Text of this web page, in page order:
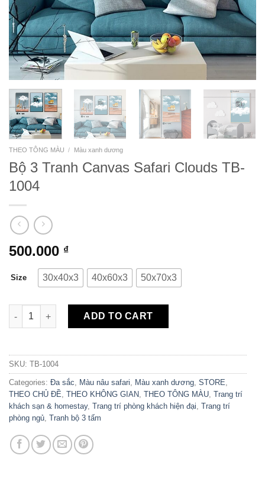
THEO TÔNG MÀU / Màu xanh dương
Bộ 3 Tranh Canvas Safari Clouds TB-
1004
500.000 ₫
Size 30x40x3 40x60x3 50x70x3
Bộ 3 Tranh Canvas Safari Clouds TB-1004 quantity
ADD TO CART
SKU: TB-1004
Categories: Đa sắc, Màu nâu safari, Màu xanh dương, STORE,
THEO CHỦ ĐỀ, THEO KHÔNG GIAN, THEO TÔNG MÀU, Trang trí
khách sạn & homestay, Trang trí phòng khách hiện đại, Trang trí
phòng ngủ, Tranh bộ 3 tấm